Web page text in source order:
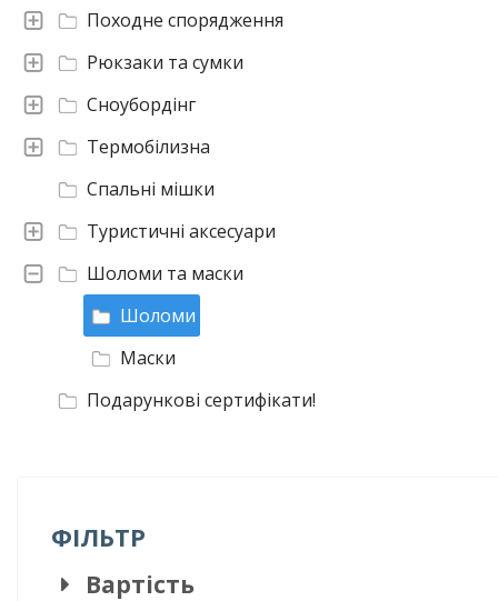
Подарункові сертифікати!
Шоломи та маски
Шоломи
Маски
Туристичні аксесуари
Спальні мішки
Термобілизна
Сноубордінг
Рюкзаки та сумки
Походне спорядження
ФІЛЬТР
Вартість